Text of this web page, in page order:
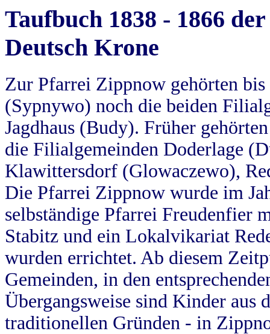
Taufbuch 1838 - 1866
Deutsch Krone
Zur Pfarrei Zippnow gehörten
(Sypnywo) noch die beiden
Jagdhaus (Budy). Früher
die Filialgemeinden Doderlage
Klawittersdorf (Glowaczewo),
Die Pfarrei Zippnow wurde im
selbständige Pfarrei Freudenfier
Stabitz und ein Lokalvikariat
wurden errichtet. Ab diesem
Gemeinden, in den
Übergangsweise sind Kinder aus
traditionellen Gründen - in